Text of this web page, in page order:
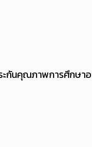
ะกันคุณภาพการศึกษ